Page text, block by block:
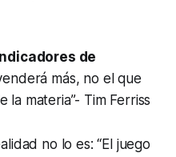
de
más, no el que
la materia”- Tim Ferriss
no lo es: “El juego